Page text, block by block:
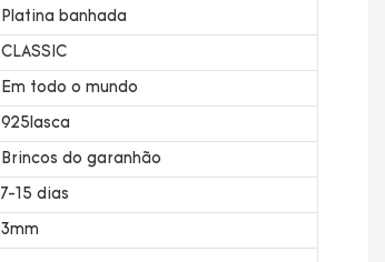
Platina banhada
CLASSIC
Em todo o mundo
925lasca
Brincos do garanhão
7-15 dias
3mm